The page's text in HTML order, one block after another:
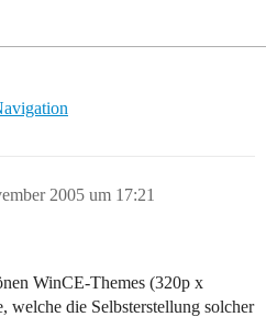
2005 um 17:21
WinCE-Themes (320p x
welche die Selbsterstellung solcher